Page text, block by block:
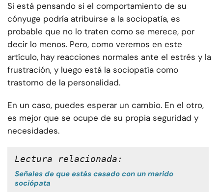
Si está pensando si el comportamiento de su
cónyuge podría atribuirse a la sociopatía, es
probable que no lo traten como se merece, por
decir lo menos. Pero, como veremos en este
artículo, hay reacciones normales ante el estrés y la
frustración, y luego está la sociopatía como
trastorno de la personalidad.
En un caso, puedes esperar un cambio. En el otro,
es mejor que se ocupe de su propia seguridad y
necesidades.
Lectura relacionada:
Señales de que estás casado con un marido
sociópata